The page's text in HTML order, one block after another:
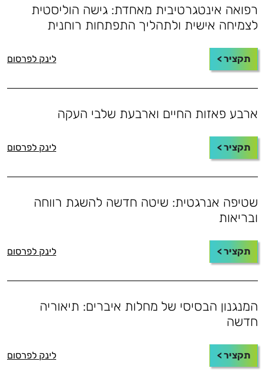
רפואה אינטגרטיבית מאחדת: גישה הוליסטית
לצמיחה אישית ולתהליך התפתחות רוחנית
תקציר > לינק לפרסום
ארבע פאזות החיים וארבעת שלבי העקה
תקציר > לינק לפרסום
שטיפה אנרגטית: שיטה חדשה להשגת רווחה
ובריאות
תקציר > לינק לפרסום
המנגנון הבסיסי של מחלות איברים: תיאוריה
חדשה
תקציר > לינק לפרסום